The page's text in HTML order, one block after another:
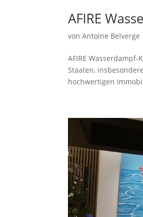
AFIRE
vonAntoine Belverge
AFIRE
Staaten,
hochwertigen